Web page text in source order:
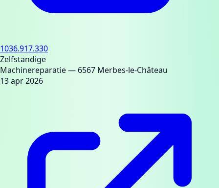
1036.917.330
Zelfstandige
Machinereparatie— 6567 Merbes-le-Château
13 apr 2026